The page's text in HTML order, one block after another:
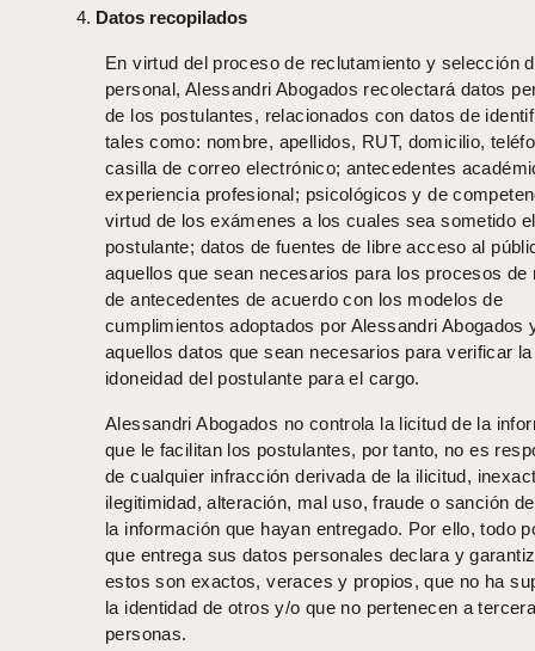
Datos recopilados
En virtud del proceso de reclutamiento y selección
personal, Alessandri Abogados recolectará datos
de los postulantes, relacionados con datos de
tales como: nombre, apellidos, RUT, domicilio,
casilla de correo electrónico; antecedentes
experiencia profesional; psicológicos y de
virtud de los exámenes a los cuales sea sometido el
postulante; datos de fuentes de libre acceso al
aquellos que sean necesarios para los procesos de
de antecedentes de acuerdo con los modelos de
cumplimientos adoptados por Alessandri Abogados
aquellos datos que sean necesarios para verificar la
idoneidad del postulante para el cargo.
Alessandri Abogados no controla la licitud de la
que le facilitan los postulantes, por tanto, no es
de cualquier infracción derivada de la ilicitud,
ilegitimidad, alteración, mal uso, fraude o sanción
la información que hayan entregado. Por ello, todo
que entrega sus datos personales declara y
estos son exactos, veraces y propios, que no ha
la identidad de otros y/o que no pertenecen a
personas.